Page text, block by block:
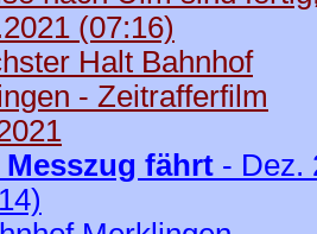
(07:16)
Halt Bahnhof
- Zeitrafferfilm
Messzug fährt - Dez.